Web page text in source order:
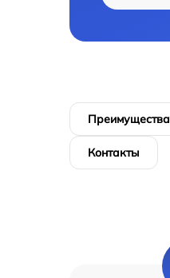
Преимущества
Контакты